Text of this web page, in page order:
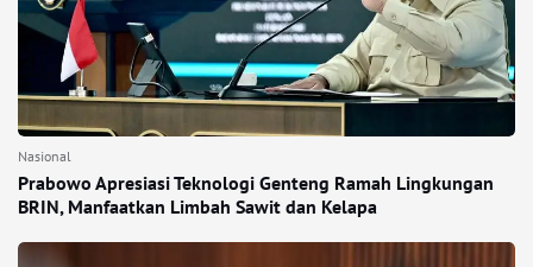
Nasional
Prabowo Apresiasi Teknologi Genteng Ramah Lingkungan
BRIN, Manfaatkan Limbah Sawit dan Kelapa